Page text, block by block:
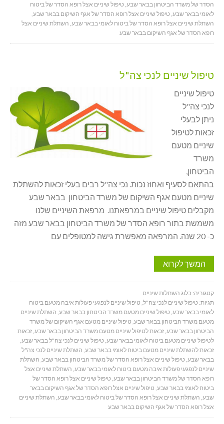
הסדר של משרד הביטחון בבאר שבע, טיפול שיניים אצל רופא הסדר של ביטוח
לאומי בבאר שבע, טיפול שיניים אצל רופא הסדר של אגף השיקום בבאר שבע,
השתלת שיניים אצל רופא הסדר של ביטוח לאומי בבאר שבע, השתלת שיניים אצל
רופא הסדר של אגף השיקום בבאר שבע
טיפול שיניים לנכי צה"ל
טיפול שיניים
לנכי צה"ל
ניתן לבעלי
זכאות לטיפול
שיניים מטעם
משרד
הביטחון,
בהתאם לסעיף ואחוז נכות. נכי צה"ל רבים בעלי זכאות להשתלת
שיניים מטעם אגף השיקום של משרד הביטחון בבאר שבע
מקבלים טיפול שיניים במרפאתנו. מרפאת השיניים שלנו
משמשת בתור רופא הסדר של משרד הביטחון בבאר שבע מזה
כ- 20 שנה. המרפאה מאפשרת גישה למטופלים עם
המשך לקרוא
קטגוריה: בלוג השתלות שיניים
תגיות: טיפול שיניים לנכי צה"ל, טיפול שיניים לנפגעי פעולות איבה מטעם ביטוח
לאומי בבאר שבע, טיפול שיניים מטעם משרד הביטחון בבאר שבע, השתלת שיניים
מטעם משרד הביטחון בבאר שבע, טיפול שיניים מטעם אגף השיקום של משרד
הביטחון בבאר שבע,זכאות לטיפול שיניים מטעם משרד הביטחון בבאר שבע,זכאות
לטיפול שיניים מטעם ביטוח לאומי בבאר שבע, טיפול שיניים לנכי צה"ל בבאר שבע,
זכאות להשתלת שיניים מטעם ביטוח לאומי בבאר שבע, השתלת שיניים לנכי צה"ל
בבאר שבע, טיפול שיניים אצל רופא הסדר של משרד הביטחון בבאר שבע, השתלת
שיניים לנפגעי פעולות איבה מטעם ביטוח לאומי בבאר שבע, השתלת שיניים אצל
רופא הסדר של משרד הביטחון בבאר שבע, טיפול שיניים אצל רופא הסדר של
ביטוח לאומי בבאר שבע, טיפול שיניים אצל רופא הסדר של אגף השיקום בבאר
שבע, השתלת שיניים אצל רופא הסדר של ביטוח לאומי בבאר שבע, השתלת שיניים
אצל רופא הסדר של אגף השיקום בבאר שבע